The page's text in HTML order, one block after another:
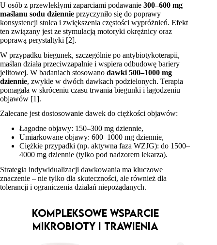
U osób z przewlekłymi zaparciami podawanie 300–600 mg
maślanu sodu dziennie przyczyniło się do poprawy
konsystencji stolca i zwiększenia częstości wypróżnień. Efekt
ten związany jest ze stymulacją motoryki okrężnicy oraz
poprawą perystaltyki [2].
W przypadku biegunek, szczególnie po antybiotykoterapii,
maślan działa przeciwzapalnie i wspiera odbudowę bariery
jelitowej. W badaniach stosowano dawki 500–1000 mg
dziennie, zwykle w dwóch dawkach podzielonych. Terapia
pomagała w skróceniu czasu trwania biegunki i łagodzeniu
objawów [1].
Zalecane jest dostosowanie dawek do ciężkości objawów:
Łagodne objawy: 150–300 mg dziennie,
Umiarkowane objawy: 600–1000 mg dziennie,
Ciężkie przypadki (np. aktywna faza WZJG): do 1500–
4000 mg dziennie (tylko pod nadzorem lekarza).
Strategia indywidualizacji dawkowania ma kluczowe
znaczenie – nie tylko dla skuteczności, ale również dla
tolerancji i ograniczenia działań niepożądanych.
KOMPLEKSOWE WSPARCIE
MIKROBIOTY I TRAWIENIA